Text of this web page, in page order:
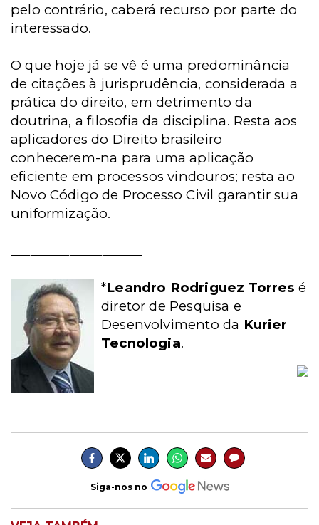
pelo contrário, caberá recurso por parte do
interessado.
O que hoje já se vê é uma predominância
de citações à jurisprudência, considerada a
prática do direito, em detrimento da
doutrina, a filosofia da disciplina. Resta aos
aplicadores do Direito brasileiro
conhecerem-na para uma aplicação
eficiente em processos vindouros; resta ao
Novo Código de Processo Civil garantir sua
uniformização.
*Leandro Rodriguez Torres é
diretor de Pesquisa e
Desenvolvimento da Kurier
Tecnologia.
Siga-nos no